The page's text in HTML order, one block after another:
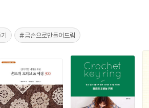
#금손으로만들어드림